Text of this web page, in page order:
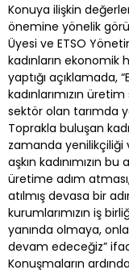
Konuya ilişkin
önemine yönelik
Üyesi ve ETSO
kadınların ekonomik
yaptığı açıklamada,
kadınlarımızın
sektör olan tarımda
Toprakla buluşan
zamanda yenilikçiliği
aşkın kadınımızın
üretime adım
atılmış devasa bir
kurumlarımızın iş
yanında olmaya,
devam edeceğiz”
Konuşmaların